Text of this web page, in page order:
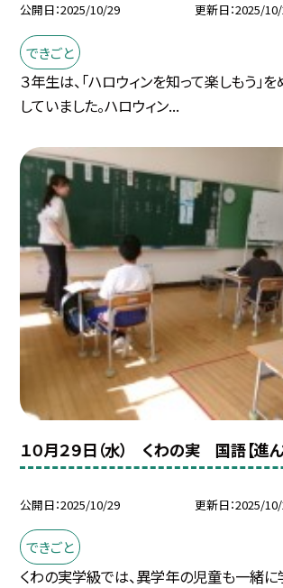
公開日 2025/10/29 更新日 2025/
できごと
３年生は、「ハロウィンを知って楽しもう」
していました。ハロウィン...
１０月２９日（水） くわの実 国語【進
公開日 2025/10/29 更新日 2025/
できごと
くわの実学級では、異学年の児童も一緒に